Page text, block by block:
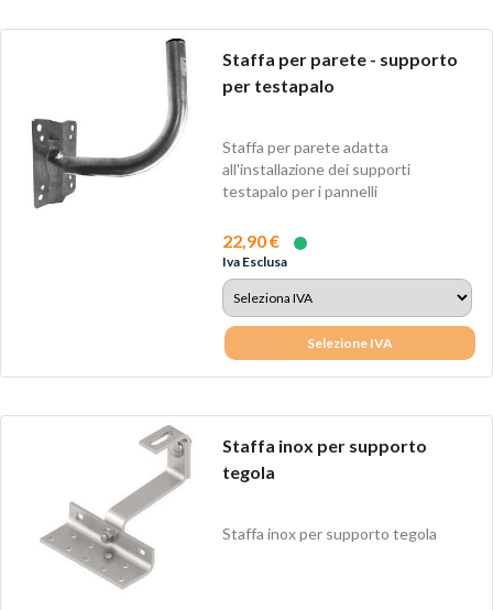
Staffa per parete - supporto
per testapalo
Staffa per parete adatta
all'installazione dei supporti
testapalo per i pannelli
22,90 €
Iva Esclusa
Selezione IVA
Staffa inox per supporto
tegola
Staffa inox per supporto tegola